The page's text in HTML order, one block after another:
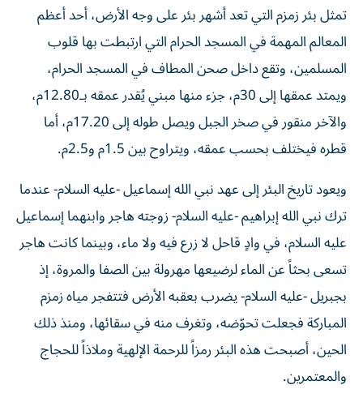
تمثل بئر زمزم التي تعد أشهر بئر على وجه الأرض، أحد أعظم
المعالم المهمة في المسجد الحرام التي ارتبطت بها قلوب
المسلمين، وتقع داخل صحن المطاف في المسجد الحرام،
ويمتد عمقها إلى 30م، جزء منها مبني يُقدر عمقه بـ12.80م،
والآخر منقور في صخر الجبل ويصل طوله إلى 17.20م، أما
قطره فيختلف بحسب عمقه، ويتراوح بين 1.5م و2.5م.
ويعود تاريخ البئر إلى عهد نبي الله إسماعيل -عليه السلام- عندما
ترك نبي الله إبراهيم -عليه السلام- زوجته هاجر وابنهما إسماعيل
عليه السلام، في وادٍ قاحل لا زرع فيه ولا ماء، وبينما كانت هاجر
تسعى بحثاً عن الماء لرضيعها مهرولة بين الصفا والمروة، إذ
بجبريل -عليه السلام- يضرب بعقبه الأرض فتتفجر مياه زمزم
المباركة فجعلت تحوّضه، وتغرف منه في سقائها، ومنذ ذلك
الحين، أصبحت هذه البئر رمزاً للرحمة الإلهية وملاذاً للحجاج
والمعتمرين.